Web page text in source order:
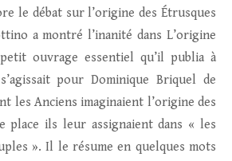
le débat sur l’origine des Étrusques
a montré l’inanité dans L’origine
ouvrage essentiel qu’il publia à
pour Dominique Briquel de
les Anciens imaginaient l’origine des
place ils leur assignaient dans « les
». Il le résume en quelques mots